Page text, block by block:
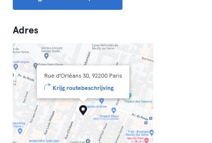
Adres
Rue d'Orléans 30, 92200 Paris
Krijg routebeschrijving